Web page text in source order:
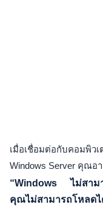
เมื่อเชื่อมต่อกับคอมพิว
Windows Server คุณอ
“Windows ไม่สามา
คุณไม่สามารถโหลด